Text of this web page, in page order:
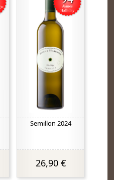
Semillon 2024
26,90 €